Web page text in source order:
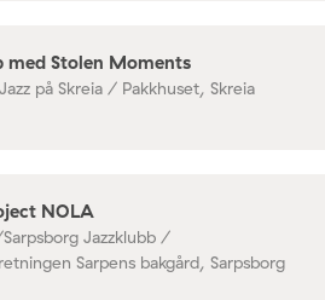
med Stolen Moments
Jazz på Skreia / Pakkhuset, Skreia
NOLA
Sarpsborg Jazzklubb /
Sarpens bakgård, Sarpsborg